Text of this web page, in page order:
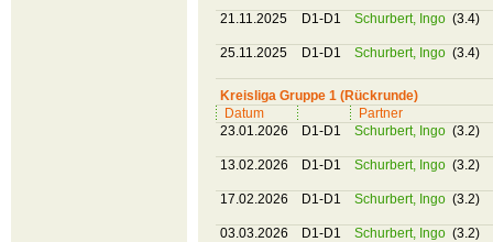
21.11.2025 D1-D1 Schurbert, Ingo (3.4)
25.11.2025 D1-D1 Schurbert, Ingo (3.4)
Kreisliga Gruppe 1 (Rückrunde)
Datum
Partner
23.01.2026
D1-D1 Schurbert, Ingo (3.2)
13.02.2026 D1-D1 Schurbert, Ingo (3.2)
17.02.2026 D1-D1 Schurbert, Ingo (3.2)
03.03.2026 D1-D1 Schurbert, Ingo (3.2)